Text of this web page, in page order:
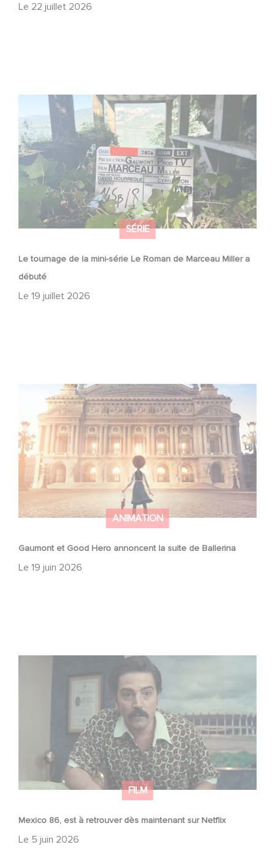
Le 22 juillet 2026
SÉRIE
Le tournage de la mini-série Le Roman de Marceau Miller a
débuté
Le 19 juillet 2026
Le tournage de la mini-série Le Roman de Marceau Miller
a débuté
ANIMATION
Gaumont et Good Hero annoncent la suite de Ballerina
Le 19 juin 2026
Gaumont et Good Hero annoncent la suite de Ballerina
FILM
Mexico 86, est à retrouver dès maintenant sur Netflix
Le 5 juin 2026
Mexico 86, est à retrouver dès maintenant sur Netflix